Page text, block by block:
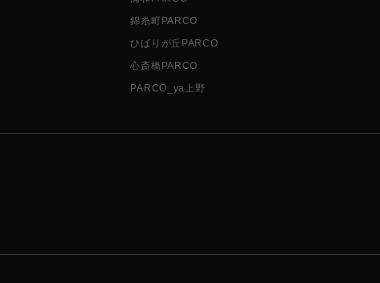
錦糸町PARCO
ひばりが丘PARCO
心斎橋PARCO
PARCO_ya上野